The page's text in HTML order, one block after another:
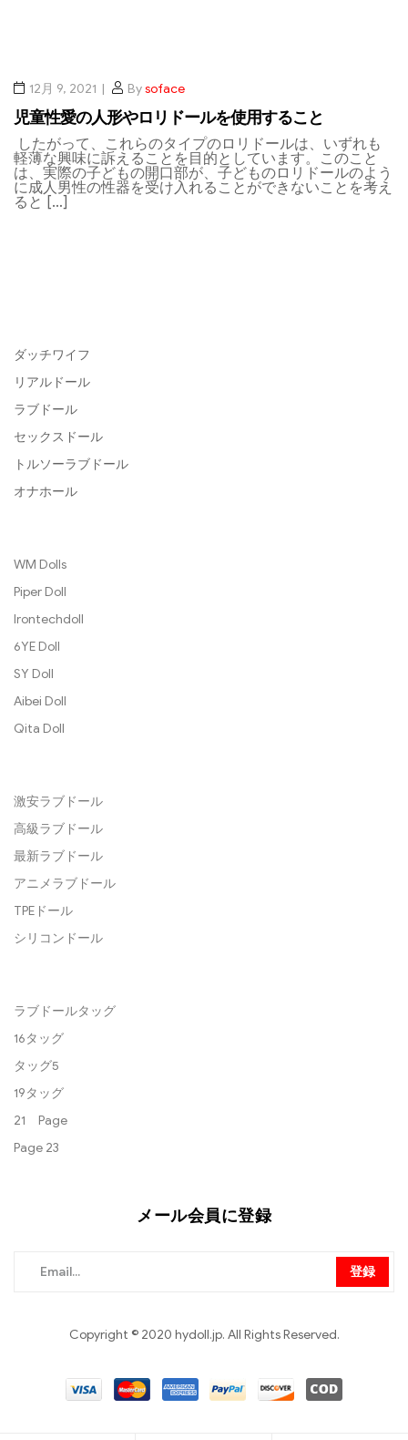
12月 9, 2021 Bysoface
児童性愛の人形やロリドールを使用すること
したがって、これらのタイプのロリドールは、いずれも
軽薄な興味に訴えることを目的としています。このこと
は、実際の子どもの開口部が、子どものロリドールのよう
に成人男性の性器を受け入れることができないことを考え
ると […]
ダッチワイフ
リアルドール
ラブドール
セックスドール
トルソーラブドール
オナホール
WM Dolls
Piper Doll
Irontechdoll
6YE Doll
SY Doll
Aibei Doll
Qita Doll
激安ラブドール
高級ラブドール
最新ラブドール
アニメラブドール
TPEドール
シリコンドール
ラブドールタッグ
16タッグ
タッグ5
19タッグ
21 Page
Page 23
メール会員に登録
登録
Copyright © 2020 hydoll.jp. All Rights Reserved.